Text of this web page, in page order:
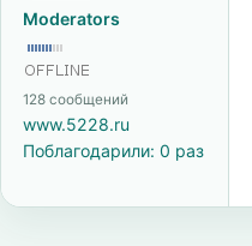
Moderators
128 сообщений
www.5228.ru
Поблагодарили: 0 раз